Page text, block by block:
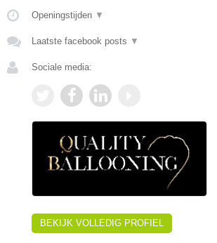
Openingstijden ▼
Laatste facebook posts ▼
Sociale media:
BEKIJK VOLLEDIG PROFIEL